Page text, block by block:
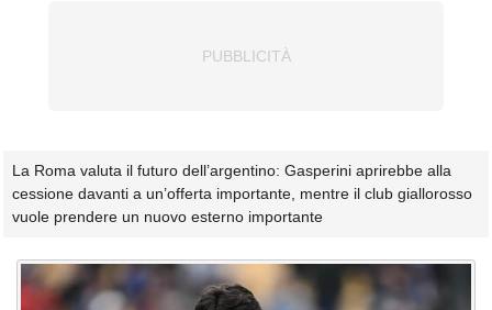
La Roma valuta il futuro dell’argentino: Gasperini aprirebbe alla
cessione davanti a un’offerta importante, mentre il club giallorosso
vuole prendere un nuovo esterno importante